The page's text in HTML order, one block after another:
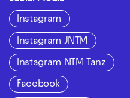
Instagram
Instagram JNTM
Instagram NTM Tanz
Facebook